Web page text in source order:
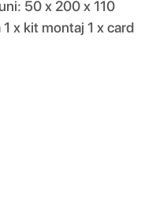
50 x 200 x 110
x kit montaj 1 x card